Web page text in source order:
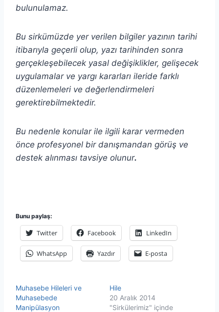
bulunulamaz.
Bu sirkümüzde yer verilen bilgiler yazının tarihi
itibarıyla geçerli olup, yazı tarihinden sonra
gerçekleşebilecek yasal değişiklikler, gelişecek
uygulamalar ve yargı kararları ileride farklı
düzenlemeleri ve değerlendirmeleri
gerektirebilmektedir.
Bu nedenle konular ile ilgili karar vermeden
önce profesyonel bir danışmandan görüş ve
destek alınması tavsiye olunur.
Bunu paylaş:
Twitter Facebook LinkedIn
WhatsApp Yazdır E-posta
Muhasebe Hileleri ve
Muhasebede
Manipülasyon
Hile
20 Aralık 2014
"Sirkülerimiz" içinde